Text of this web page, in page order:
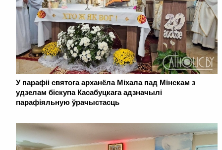
У парафіі святога арханёла Міхала пад Мінскам з
удзелам біскупа Касабуцкага адзначылі
парафіяльную ўрачыстасць